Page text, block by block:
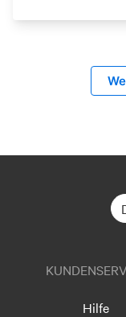
Hilfe